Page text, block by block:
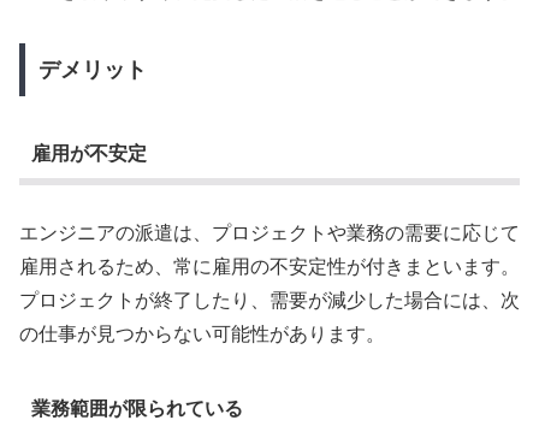
デメリット
雇用が不安定
エンジニアの派遣は、プロジェクトや業務の需要に応じて
雇用されるため、常に雇用の不安定性が付きまといます。
プロジェクトが終了したり、需要が減少した場合には、次
の仕事が見つからない可能性があります。
業務範囲が限られている